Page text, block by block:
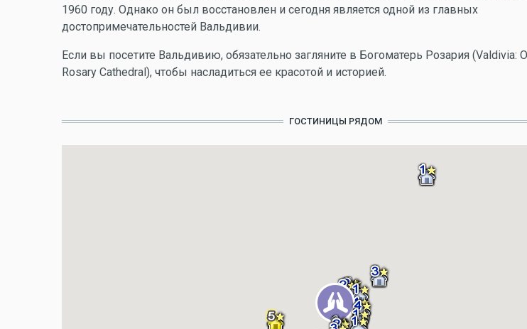
1960 году. Однако он был восстановлен и сегодня является одной из главных
достопримечательностей Вальдивии.
Если вы посетите Вальдивию, обязательно загляните в Богоматерь Розария (Valdivia:
Rosary Cathedral), чтобы насладиться ее красотой и историей.
ГОСТИНИЦЫ РЯДОМ